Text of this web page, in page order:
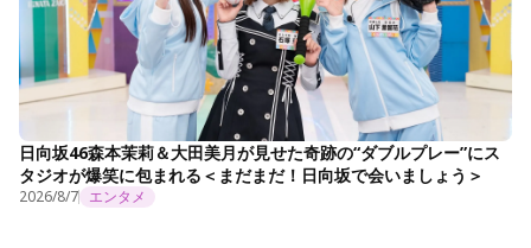
日向坂46森本茉莉＆大田美月が見せた奇跡の“ダブルプレー”にス
タジオが爆笑に包まれる＜まだまだ！日向坂で会いましょう＞
2026/8/7 エンタメ